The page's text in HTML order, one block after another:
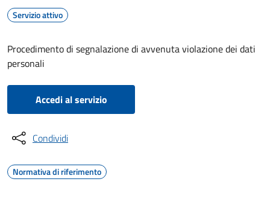
Servizio attivo
Procedimento di segnalazione di avvenuta violazione dei dati
personali
Accedi al servizio
Condividi
Normativa di riferimento